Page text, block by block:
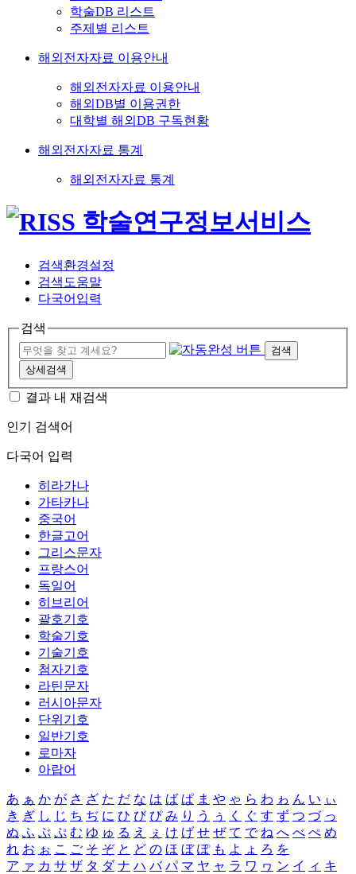
학술DB 리스트
주제별 리스트
해외전자자료 이용안내
해외전자자료 이용안내
해외DB별 이용권한
대학별 해외DB 구독현황
해외전자자료 통계
해외전자자료 통계
검색환경설정
검색도움말
다국어입력
검색
검색
상세검색
결과 내 재검색
인기 검색어
다국어 입력
히라가나
가타카나
중국어
한글고어
그리스문자
프랑스어
독일어
히브리어
괄호기호
학술기호
기술기호
첨자기호
라틴문자
러시아문자
단위기호
일반기호
로마자
아랍어
あ ぁ か が さ ざ た だ な は ば ぱ ま や ゃ ら わ ゎ ん い ぃ
き ぎ し じ ち ぢ に ひ び ぴ み り う ぅ く ぐ す ず つ づ っ
ぬ ふ ぶ ぷ む ゆ ゅ る え ぇ け げ せ ぜ て で ね へ べ ぺ め
れ お ぉ こ ご そ ぞ と ど の ほ ぼ ぽ も よ ょ ろ を
ア ァ カ サ ザ タ ダ ナ ハ バ パ マ ヤ ャ ラ ワ ヮ ン イ ィ キ